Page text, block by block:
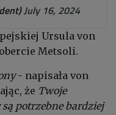
July 16, 2024
Ursula von
Metsoli.
- napisała von
że Twoje
potrzebne bardziej